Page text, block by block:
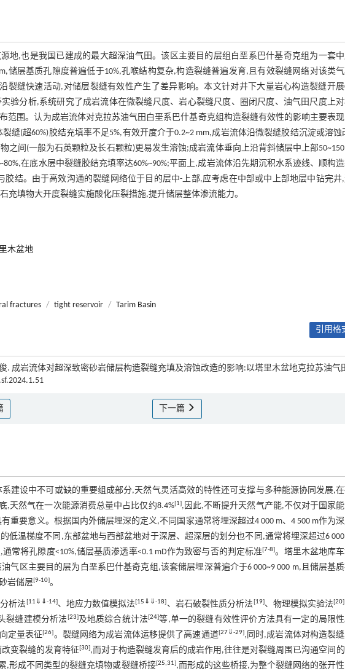
地,也是我国已建成的最大超深油气田。该区主要目的层组白垩系巴什基奇克组为一套
储层基质孔隙度普遍低于10%,孔喉结构复杂,构造裂缝普遍发育,且有效裂缝网络对该类
裂缝快速活动,对储层裂缝有效性产生了差异影响。本文针对井下大量岩心构造裂缝开展
验分析,系统研究了成岩流体在微裂缝尺度、岩心裂缝尺度、圈闭尺度、油气田尺度上
范围。认为成岩流体对克拉苏油气田白垩系巴什基奇克组构造裂缝有效性的影响主要表
缝(超60%)胶结充填率不足5%,有效开度介于0.2~2 mm,成岩流体沿微裂缝胶结沉淀或溶蚀
之间(一般为石英颗粒及长石颗粒)更易发生溶蚀;成岩流体垂向上沿背斜储层中上部50~150
在底水层中裂缝胶结充填率达60%~90%;平面上,成岩流体沿先期沉积水系迹线、顺构
胶结。由于高效沟通的裂缝网络位于目的层中-上部,应考虑在中部或中上部地层中钻完井
充填物大开度裂缝实施酸化压裂措施,提升储层整体渗流能力。
木盆地
fractures / tight reservoir / Tarim Basin
引用格
. 成岩流体对超深致密砂岩储层构造裂缝充填及溶蚀改造的影响:以塔里木盆地克拉苏油气
下一篇
建设中不可或缺的重要组成部分,天然气灵活高效的特性还可支撑与多种能源协同发展,
,天然气在一次能源消费总量中占比仅约8.4%[1],因此,不断提升天然气产能,不仅对于国家
重要意义。根据国内外储层埋深的定义,不同国家通常将埋深超过4 000 m、4 500 m作为
低温梯度不同,东部盆地与西部盆地对于深层、超深层的划分也不同,通常将埋深超过6
常将孔隙度<10%,储层基质渗透率<0.1 mD作为致密与否的判定标准[7-8]。塔里木盆地库
气区主要目的层为白垩系巴什基奇克组,该套储层埋深普遍介于6 000~9 000 m,且储层基
岩储层[9-10]。
析法[11 ⇓ ⇓-14]、地应力数值模拟法[15 ⇓ ⇓-18] 、岩石破裂性质分析法[19]、物理模拟实验法[20]
裂缝建模分析法[23]及地质综合统计法[24]等,单一的裂缝有效性评价方法具有一定的局限
定量表征[26]。裂缝网络为成岩流体运移提供了高速通道[27⇓-29],同时,成岩流体对构造裂
变裂缝的发育特征[30],而对于构造裂缝发育后的成岩作用,往往是对裂缝周围已沟通空间
,形成不同类型的裂缝充填物或裂缝桥接[25,31],而形成的这些桥接,为整个裂缝网络的张开